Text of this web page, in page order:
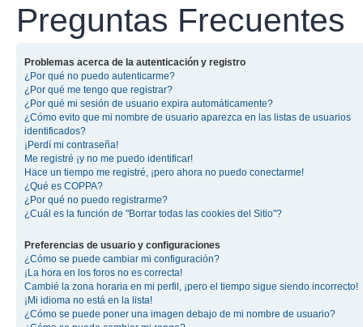
Preguntas Frecuentes
Problemas acerca de la autenticación y registro
¿Por qué no puedo autenticarme?
¿Por qué me tengo que registrar?
¿Por qué mi sesión de usuario expira automáticamente?
¿Cómo evito que mi nombre de usuario aparezca en las listas de usuarios
identificados?
¡Perdí mi contraseña!
Me registré ¡y no me puedo identificar!
Hace un tiempo me registré, ¡pero ahora no puedo conectarme!
¿Qué es COPPA?
¿Por qué no puedo registrarme?
¿Cuál es la función de "Borrar todas las cookies del Sitio"?
Preferencias de usuario y configuraciones
¿Cómo se puede cambiar mi configuración?
¡La hora en los foros no es correcta!
Cambié la zona horaria en mi perfil, ¡pero el tiempo sigue siendo incorrecto!
¡Mi idioma no está en la lista!
¿Cómo se puede poner una imagen debajo de mi nombre de usuario?